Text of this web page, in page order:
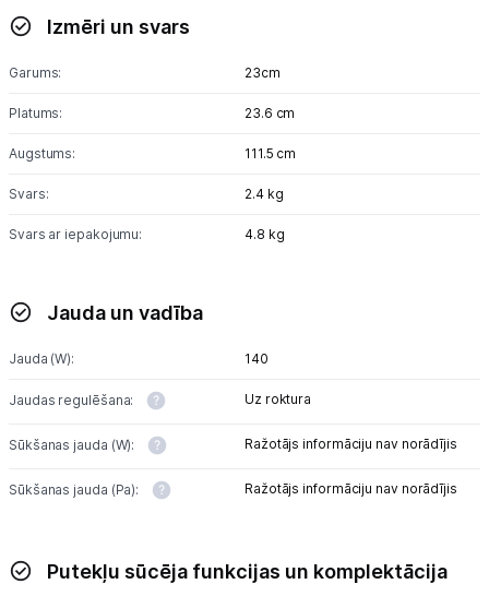
Izmēri un svars
Garums: 23cm
Platums: 23.6 cm
Augstums: 111.5 cm
Svars: 2.4 kg
Svars ar iepakojumu: 4.8 kg
Jauda un vadība
Jauda (W): 140
Jaudas regulēšana: Uz roktura
Sūkšanas jauda (W): Ražotājs informāciju nav norādījis
Sūkšanas jauda (Pa): Ražotājs informāciju nav norādījis
Putekļu sūcēja funkcijas un komplektācija